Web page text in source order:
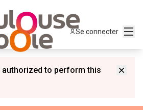
Se connecter
authorized to perform this